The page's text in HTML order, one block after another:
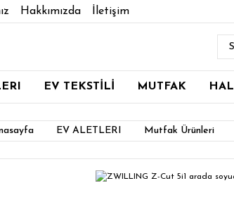
Hakkımızda İletişim
EV TEKSTİLİ MUTFAK HALI
EV ALETLERI Mutfak Ürünleri